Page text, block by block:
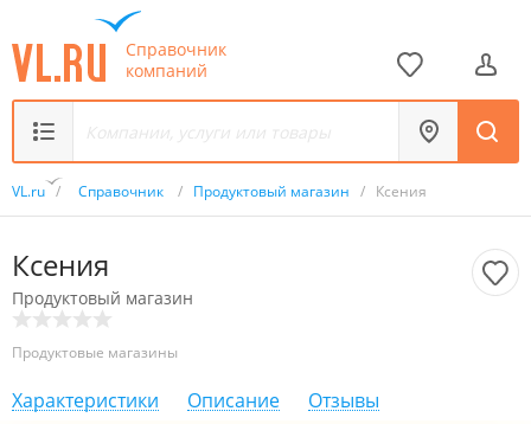
Справочник
компаний
VL.ru / Справочник / Продуктовый магазин / Ксения
Ксения
Продуктовый магазин
Продуктовые магазины
Характеристики Описание Отзывы